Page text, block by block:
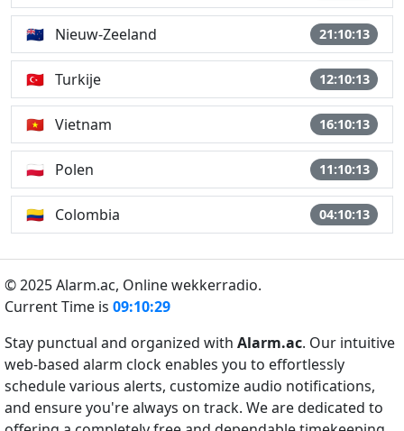
🇳🇿 Nieuw-Zeeland 21:10:13
🇹🇷 Turkije 12:10:13
🇻🇳 Vietnam 16:10:13
🇵🇱 Polen 11:10:13
🇨🇴 Colombia 04:10:13
© 2025 Alarm.ac, Online wekkerradio.
Current Time is 09:10:29
Stay punctual and organized with Alarm.ac. Our intuitive
web-based alarm clock enables you to effortlessly
schedule various alerts, customize audio notifications,
and ensure you're always on track. We are dedicated to